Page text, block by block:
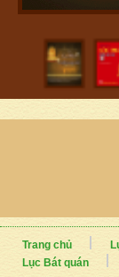
Trang chủ
Lục Bát quán